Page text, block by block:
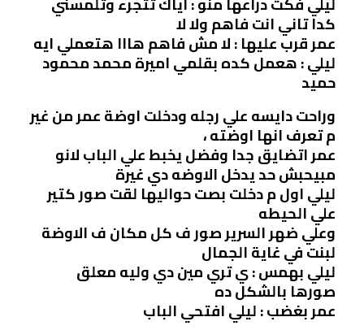
كدا تاني انت فاهم ولا لا
عمر قرب عليها : لا مش فاهم هااا هتعملي ايه
ليلي : هعمل كده بقلمي اميرة محمد محمود
حميد
وراحت دايسه علي رجله ودخلت اوضة عمر من غير
م تعرف انها اوضته ،
عمر اتضايق جدا وفضل يخبط علي الباب لانو
مبيحبش حد يدخل الاوضه دي غيرة
ليلي اول م دخلت بصت حواليها لقت صور كتير
علي الحيطه
وعلي ضهر السرير صور ف كل مكان ف الاوضة
لبنت في غاية الجمال
ليلي بهمس : ي تري مين دي وليه معلق
صورها بالشكل ده
عمر بغضب : ليلي افتحي الباب